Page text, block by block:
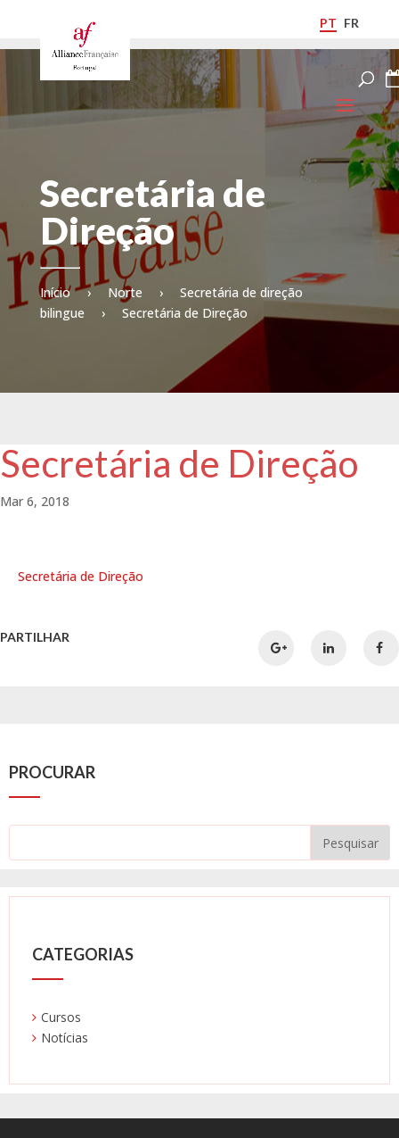
PT FR
Secretária de
Direção
Início › Norte ›
Secretária de direção
bilingue
› Secretária de Direção
Secretária de Direção
Mar 6, 2018
Secretária de Direção
PARTILHAR
PROCURAR
CATEGORIAS
Cursos
Notícias